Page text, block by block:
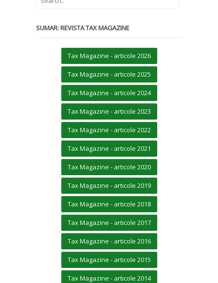
SUMAR: REVISTA TAX MAGAZINE
Tax Magazine - articole 2026
Tax Magazine - articole 2025
Tax Magazine - articole 2024
Tax Magazine - articole 2023
Tax Magazine - articole 2022
Tax Magazine - articole 2021
Tax Magazine - articole 2020
Tax Magazine - articole 2019
Tax Magazine - articole 2018
Tax Magazine - articole 2017
Tax Magazine - articole 2016
Tax Magazine - articole 2015
Tax Magazine - articole 2014